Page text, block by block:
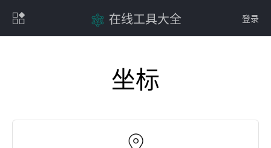
登录
在线工具大全
坐标